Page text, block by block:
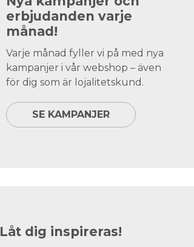
erbjudanden varje
månad!
Varje månad fyller vi på med nya
kampanjer i vår webshop – även
för dig som är lojalitetskund.
SE KAMPANJER
Låt dig inspireras!